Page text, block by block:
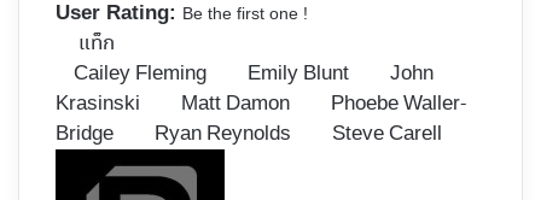
User Rating: Be the first one !
แท็ก
Cailey Fleming
Emily Blunt
John
Krasinski
Matt Damon
Phoebe Waller-
Bridge
Ryan Reynolds Steve Carell